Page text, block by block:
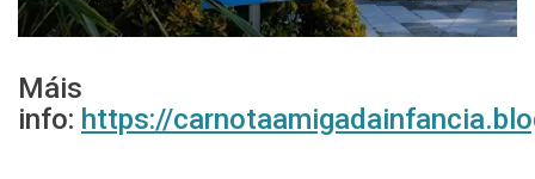
Máis
info: https://